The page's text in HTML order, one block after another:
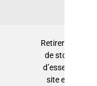
Retirer les fûts
de stockage
d’essence du
site et faire